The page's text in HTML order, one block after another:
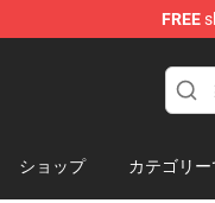
FREE
ショップ カテゴリー